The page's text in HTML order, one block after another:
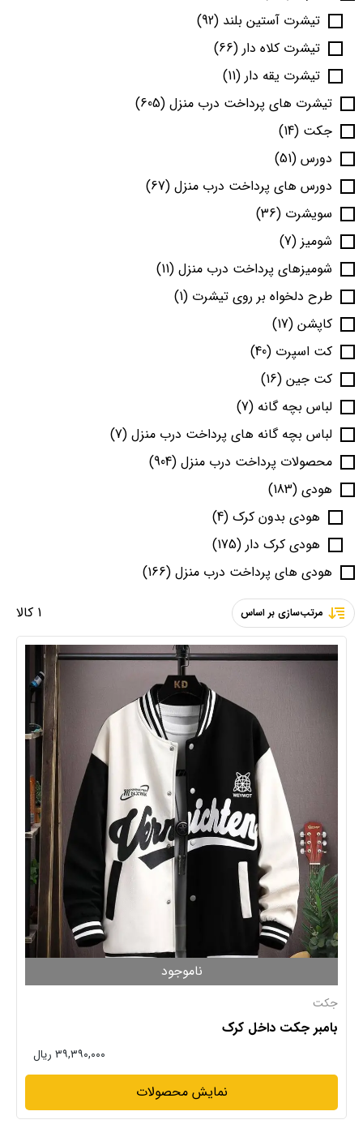
تیشرت آستین بلند (92)
تیشرت کلاه دار (66)
تیشرت یقه دار (11)
تیشرت های پرداخت درب منزل (605)
جکت (14)
دورس (51)
دورس های پرداخت درب منزل (67)
سویشرت (36)
شومیز (7)
شومیزهای پرداخت درب منزل (11)
طرح دلخواه بر روی تیشرت (1)
کاپشن (17)
کت اسپرت (40)
کت جین (16)
لباس بچه گانه (7)
لباس بچه گانه های پرداخت درب منزل (7)
محصولات پرداخت درب منزل (904)
هودی (183)
هودی بدون کرک (4)
هودی کرک دار (175)
هودی های پرداخت درب منزل (166)
1 کالا
مرتب‌سازی بر اساس
ناموجود
جکت
بامبر جکت داخل کرک
۳۹,۳۹۰,۰۰۰ ریال
نمایش محصولات